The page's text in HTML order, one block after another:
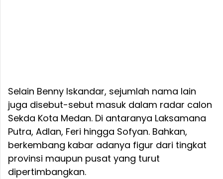
Selain Benny Iskandar, sejumlah nama lain
juga disebut-sebut masuk dalam radar calon
Sekda Kota Medan. Di antaranya Laksamana
Putra, Adlan, Feri hingga Sofyan. Bahkan,
berkembang kabar adanya figur dari tingkat
provinsi maupun pusat yang turut
dipertimbangkan.